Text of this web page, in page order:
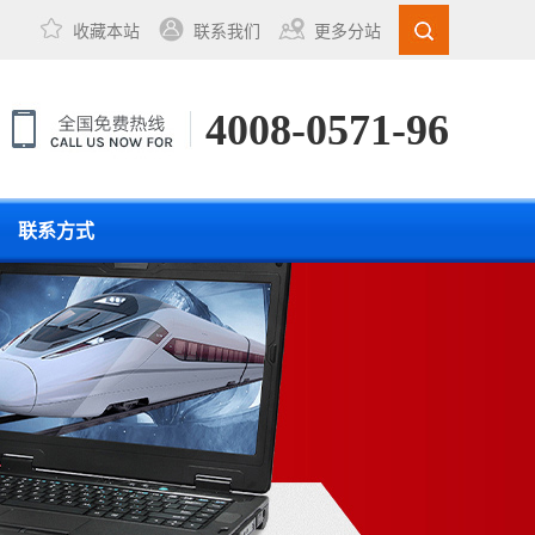
收藏本站 联系我们 更多分站
4008-0571-96
联系方式